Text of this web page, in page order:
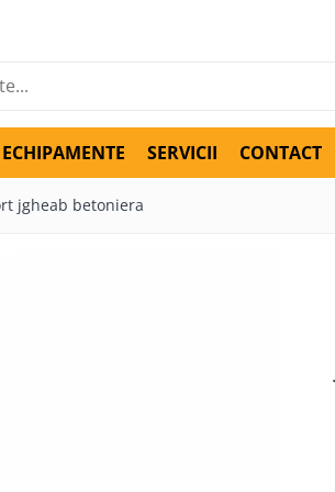
ECHIPAMENTE SERVICII CONTACT
jgheab betoniera